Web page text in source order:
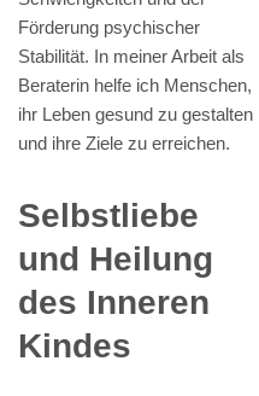
Förderung psychischer
Stabilität. In meiner Arbeit als
Beraterin helfe ich Menschen,
ihr Leben gesund zu gestalten
und ihre Ziele zu erreichen.
Selbstliebe
und Heilung
des Inneren
Kindes